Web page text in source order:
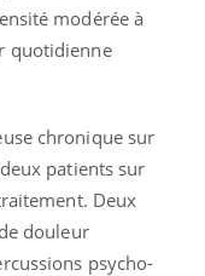
modérée à
quotidienne
chronique sur
patients sur
Deux
douleur
psycho-